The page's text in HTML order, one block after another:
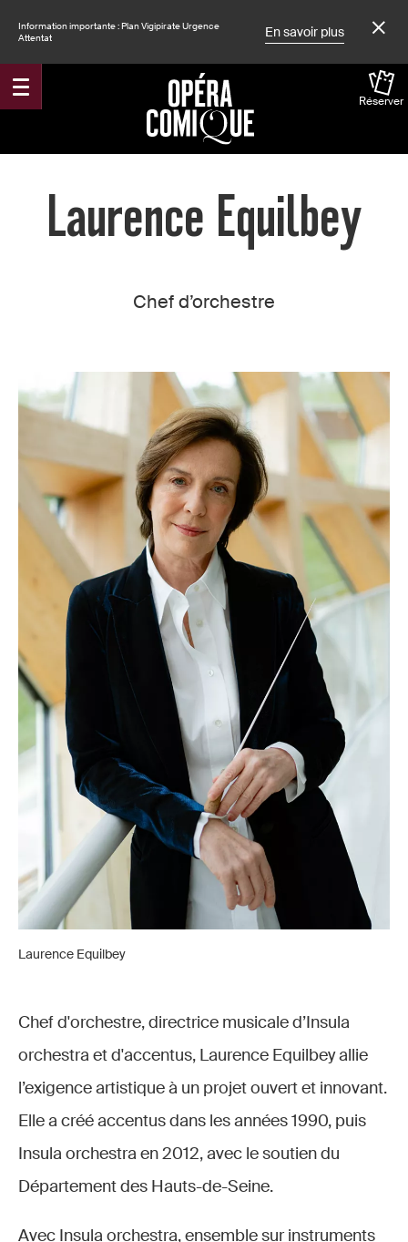
Information importante : Plan Vigipirate Urgence
Attentat
En savoir plus
Réserver
Accueil
Laurence Equilbey
Chef d’orchestre
Laurence Equilbey
Chef d'orchestre, directrice musicale d’Insula
orchestra et d'accentus, Laurence Equilbey allie
l’exigence artistique à un projet ouvert et innovant.
Elle a créé accentus dans les années 1990, puis
Insula orchestra en 2012, avec le soutien du
Département des Hauts-de-Seine.
Avec Insula orchestra, ensemble sur instruments